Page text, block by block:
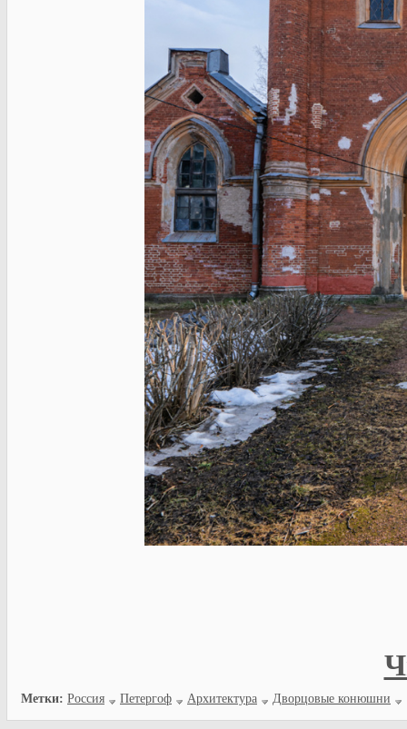
Метки: Россия Петергоф Архитектура Дворцовые конюшни